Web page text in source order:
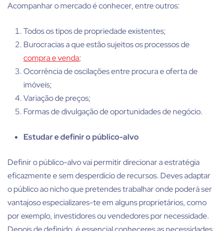
Acompanhar o mercado é conhecer, entre outros:
Todos os tipos de propriedade existentes;
Burocracias a que estão sujeitos os processos de
compra e venda;
Ocorrência de oscilações entre procura e oferta de
imóveis;
Variação de preços;
Formas de divulgação de oportunidades de negócio.
Estudar e definir o público-alvo
Definir o público-alvo vai permitir direcionar a estratégia
eficazmente e sem desperdício de recursos. Deves adaptar
o público ao nicho que pretendes trabalhar onde poderá ser
vantajoso especializares-te em alguns proprietários, como
por exemplo, investidores ou vendedores por necessidade.